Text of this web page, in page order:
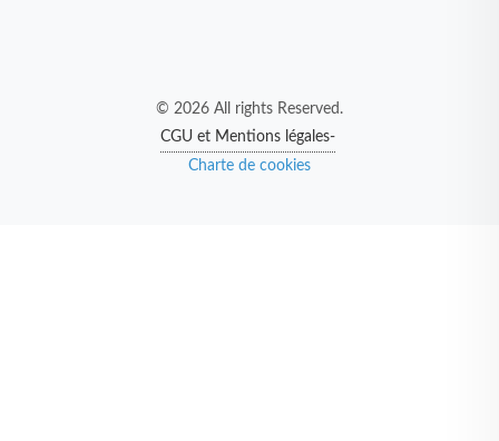
© 2026 All rights Reserved.
CGU et Mentions légales-
Charte de cookies